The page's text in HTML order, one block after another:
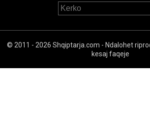
© 2011 - 2026 Shqiptarja.com - Ndalohet
kesaj faqeje